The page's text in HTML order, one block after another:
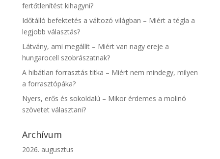
fertőtlenítést kihagyni?
Időtálló befektetés a változó világban – Miért a tégla a
legjobb választás?
Látvány, ami megállít – Miért van nagy ereje a
hungarocell szobrászatnak?
A hibátlan forrasztás titka – Miért nem mindegy, milyen
a forrasztópáka?
Nyers, erős és sokoldalú – Mikor érdemes a molinó
szövetet választani?
Archívum
2026. augusztus